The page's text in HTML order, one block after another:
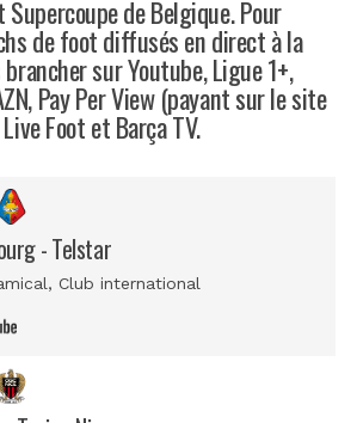
de Belgique. Pour
de foot diffusés en direct à la
sur Youtube, Ligue 1+,
Pay Per View (payant sur le site
Foot et Barça TV.
- Telstar
, Club international